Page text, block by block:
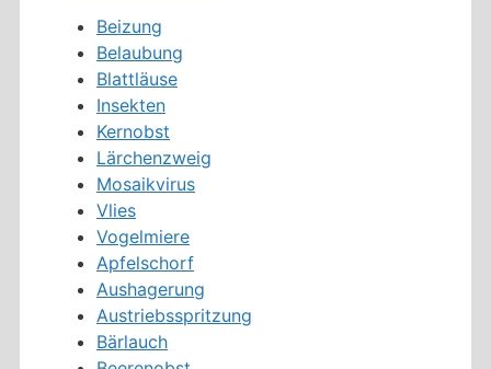
Beizung
Belaubung
Blattläuse
Insekten
Kernobst
Lärchenzweig
Mosaikvirus
Vlies
Vogelmiere
Apfelschorf
Aushagerung
Austriebsspritzung
Bärlauch